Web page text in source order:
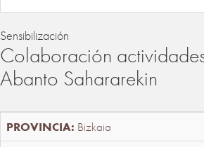
Sensibilización
Colaboración
Abanto Sahararekin
Bizkaia